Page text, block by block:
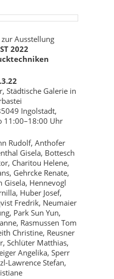
Ausstellung
2022
Städtische Galerie in
Ingolstadt,
11:00–18:00 Uhr
Rudolf, Anthofer
Gisela, Bottesch
Charitou Helene,
Gehrcke Renate,
Gisela, Hennevogl
Huber Josef,
Fredrik, Neumaier
Park Sun Yun,
Rasmussen Tom
Christine, Reusner
Schlüter Matthias,
Angelika, Sperr
Lawrence Stefan,